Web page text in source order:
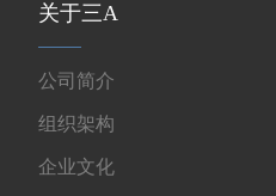
关于三A
公司简介
组织架构
企业文化